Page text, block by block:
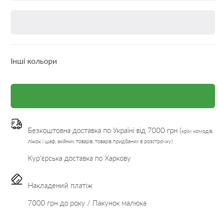
Інші кольори
Безкоштовна доставка по Україні від 7000 грн (крім комодів,
ліжок і шаф, акійних товарів, товарів придбаних в розстрочку)
Кур'єрська доставка по Харкову
Накладений платіж
7000 грн до року / Пакунок малюка